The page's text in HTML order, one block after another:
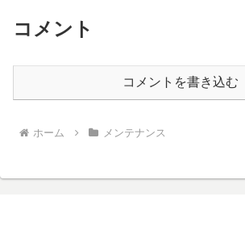
コメント
コメントを書き込む
ホーム メンテナンス